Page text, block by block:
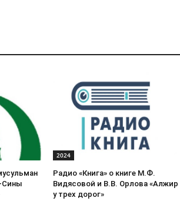
Сины
2024
Радио «Книга» о книге М.Ф.
Видясовой и В.В. Орлова «Алжир
у трех дорог»